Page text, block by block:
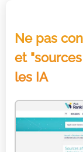
Ne pas
et
les IA